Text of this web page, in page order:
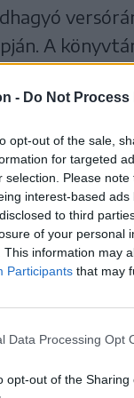
- Do Not
opt-out of the sale,
for targeted
selection. Please
interest-based
to third
of your personal
This information may
Participants that may
Data Processing Opt
opt-out of the Sharing
A
úgy, hogy
tesznek
a
véletlen a
21-én